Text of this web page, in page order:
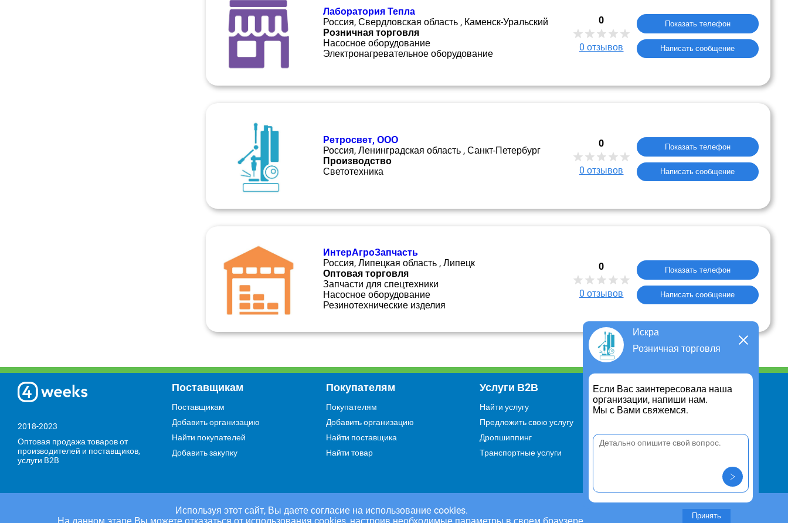
Лаборатория Тепла
Россия, Свердловская область , Каменск-Уральский
Розничная торговля
Насосное оборудование
Электронагревательное оборудование
0
0 отзывов
Показать телефон
Написать сообщение
Ретросвет, ООО
Россия, Ленинградская область , Санкт-Петербург
Производство
Светотехника
0
0 отзывов
Показать телефон
Написать сообщение
ИнтерАгроЗапчасть
Россия, Липецкая область , Липецк
Оптовая торговля
Запчасти для спецтехники
Насосное оборудование
Резинотехнические изделия
0
0 отзывов
Показать телефон
Написать сообщение
Искра
Розничная торговля
Если Вас заинтересовала наша
организации, напиши нам.
Мы с Вами свяжемся.
Используя этот сайт, Вы даете согласие на использование cookies.
На данном этапе Вы можете отказаться от использования cookies, настроив необходимые параметры в своем браузере.
Принять
2018-2023
Оптовая продажа товаров от
производителей и поставщиков,
услуги B2B
Поставщикам
Поставщикам
Добавить организацию
Найти покупателей
Добавить закупку
Покупателям
Покупателям
Добавить организацию
Найти поставщика
Найти товар
Услуги В2В
Найти услугу
Предложить свою услугу
Дропшиппинг
Транспортные услуги
Информация
Для чего существует портал
Правило cookie
предложение